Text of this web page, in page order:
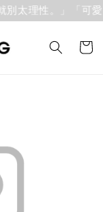
別太理性。」「可愛